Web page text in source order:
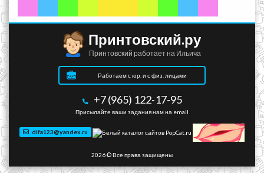
Принтовский.ру
Принтовский работает на Ильича
Работаем с юр. и с физ. лицами
+7 (965) 122-17-95
Присылайте ваши задания нам на email
difa123@yandex.ru
2026 © Все права защищены